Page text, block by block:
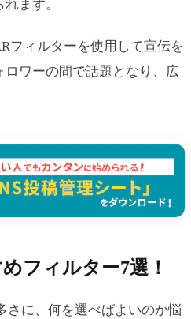
ます。
フィルターを使用して宣伝を
ワーの間で話題となり、広
フィルター7選！
さに、何を選べばよいのか悩